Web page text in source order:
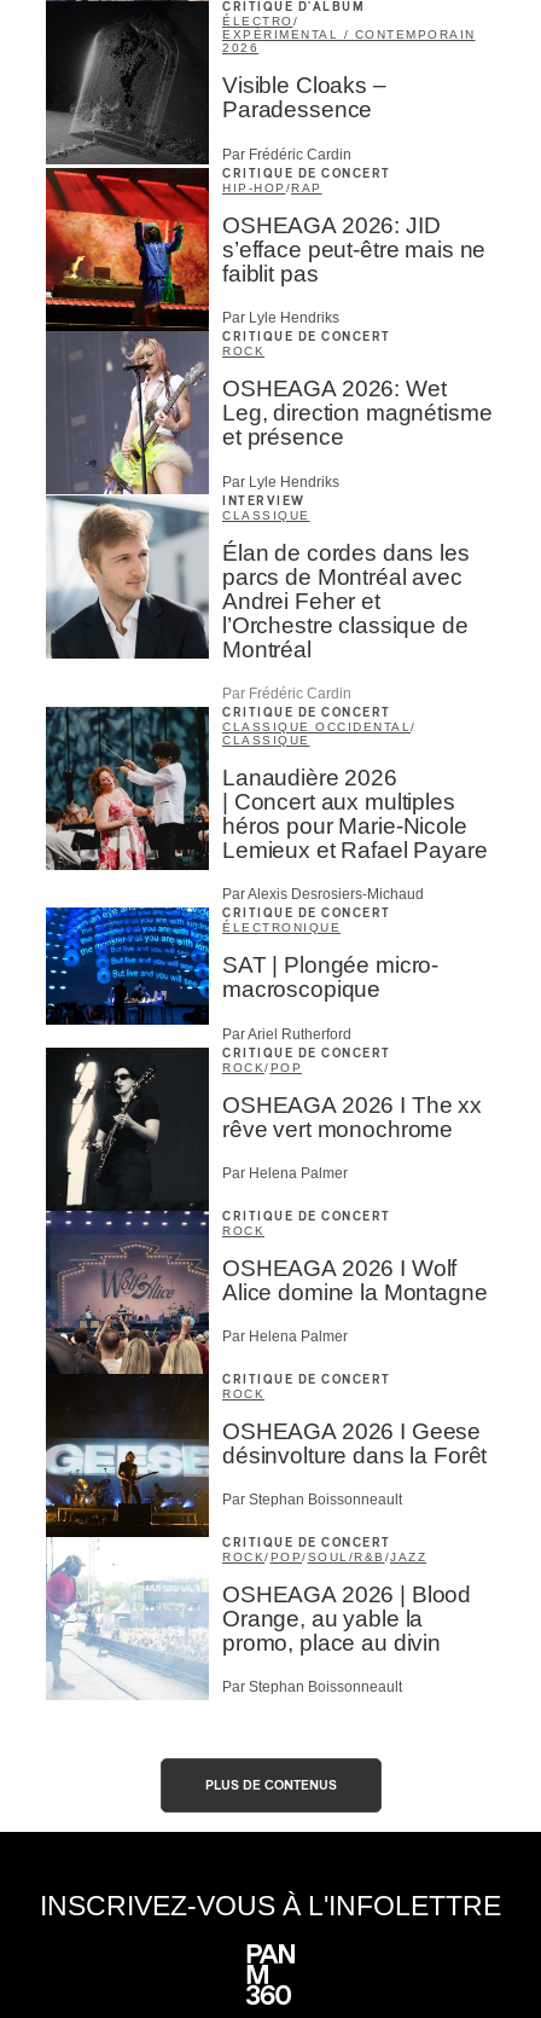
CRITIQUE D'ALBUM
ÉLECTRO/
EXPÉRIMENTAL / CONTEMPORAIN
2026
Visible Cloaks –
Paradessence
Par Frédéric Cardin
CRITIQUE DE CONCERT
HIP-HOP /RAP
OSHEAGA 2026: JID
s’efface peut-être mais ne
faiblit pas
Par Lyle Hendriks
CRITIQUE DE CONCERT
ROCK
OSHEAGA 2026: Wet
Leg, direction magnétisme
et présence
Par Lyle Hendriks
INTERVIEW
CLASSIQUE
Élan de cordes dans les
parcs de Montréal avec
Andrei Feher et
l’Orchestre classique de
Montréal
Par Frédéric Cardin
CRITIQUE DE CONCERT
CLASSIQUE OCCIDENTAL /
CLASSIQUE
Lanaudière 2026
| Concert aux multiples
héros pour Marie-Nicole
Lemieux et Rafael Payare
Par Alexis Desrosiers-Michaud
CRITIQUE DE CONCERT
ÉLECTRONIQUE
SAT | Plongée micro-
macroscopique
Par Ariel Rutherford
CRITIQUE DE CONCERT
ROCK/POP
OSHEAGA 2026 I The xx
rêve vert monochrome
Par Helena Palmer
CRITIQUE DE CONCERT
ROCK
OSHEAGA 2026 I Wolf
Alice domine la Montagne
Par Helena Palmer
CRITIQUE DE CONCERT
ROCK
OSHEAGA 2026 I Geese
désinvolture dans la Forêt
Par Stephan Boissonneault
CRITIQUE DE CONCERT
ROCK/POP/SOUL/R&B /JAZZ
OSHEAGA 2026 | Blood
Orange, au yable la
promo, place au divin
Par Stephan Boissonneault
PLUS DE CONTENUS
INSCRIVEZ-VOUS À L'INFOLETTRE